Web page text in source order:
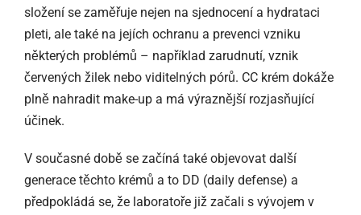
složení se zaměřuje nejen na sjednocení a hydrataci
pleti, ale také na jejích ochranu a prevenci vzniku
některých problémů – například zarudnutí, vznik
červených žilek nebo viditelných pórů. CC krém dokáže
plně nahradit make-up a má výraznější rozjasňující
účinek.
V současné době se začíná také objevovat další
generace těchto krémů a to DD (daily defense) a
předpokládá se, že laboratoře již začali s vývojem v